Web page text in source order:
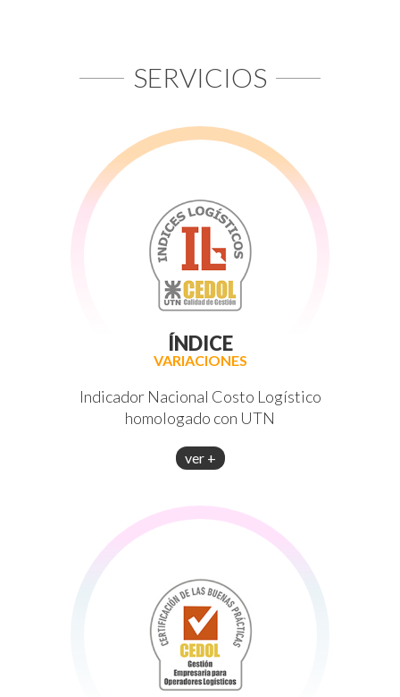
SERVICIOS
ÍNDICE
VARIACIONES
Indicador Nacional Costo Logístico
homologado con UTN
ver +